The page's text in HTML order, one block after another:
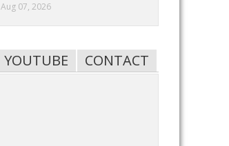
Aug 07, 2026
YOUTUBE CONTACT